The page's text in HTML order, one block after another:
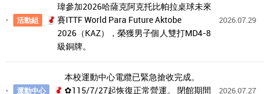
活動組
瑋參加2026哈薩克阿克托比帕拉桌球未來
賽ITTF World Para Future Aktobe
2026（KAZ），榮獲男子個人雙打MD4-8
級銅牌。
2026.07.29
運動中心
本校運動中心電纜已緊急搶收完成。
✿115/7/27起恢復正常營運。 閉館期間
2026.07.27